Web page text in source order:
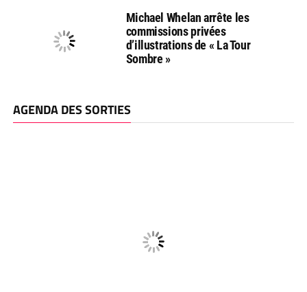
Michael Whelan arrête les
commissions privées
d’illustrations de « La Tour
Sombre »
AGENDA DES SORTIES